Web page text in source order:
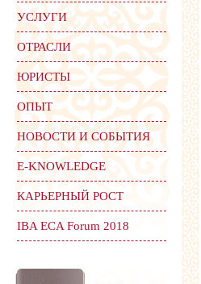
УСЛУГИ
ОТРАСЛИ
ЮРИСТЫ
ОПЫТ
НОВОСТИ И СОБЫТИЯ
Е-KNOWLEDGE
КАРЬЕРНЫЙ РОСТ
IBA ECA Forum 2018